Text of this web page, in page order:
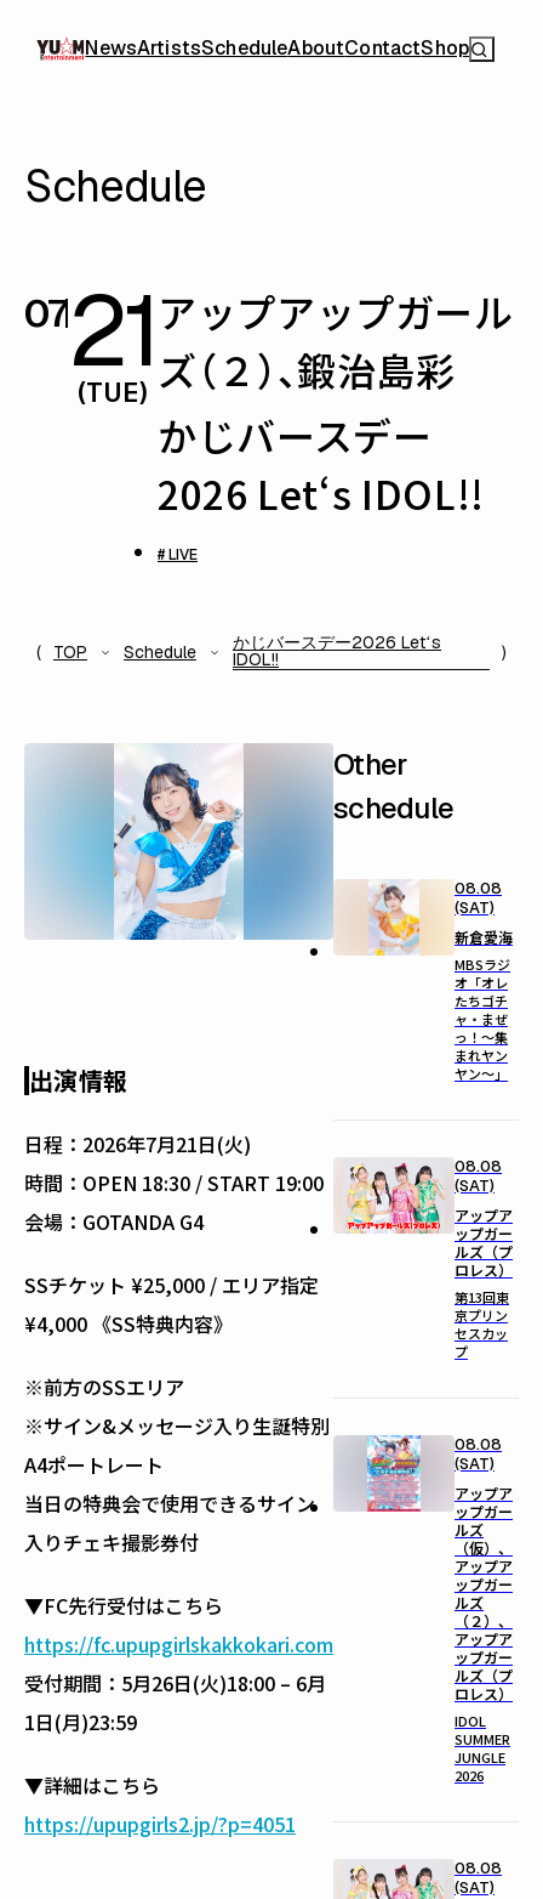
NewsArtistsScheduleAboutContactShop
Schedule
0721
(TUE)
アップアップガール
ズ（２）、鍛治島彩
かじバースデー
2026 Letʻs IDOL!!
# LIVE
TOP Schedule かじバースデー2026 Letʻs
IDOL!!
出演情報
日程： 2026年7月21日(火)
時間： OPEN 18:30 / START 19:00
会場： GOTANDA G4
SSチケット ¥25,000 / エリア指定
¥4,000 《SS特典内容》
※前方のSSエリア
※サイン&メッセージ入り生誕特別
A4ポートレート
当日の特典会で使用できるサイン
入りチェキ撮影券付
▼FC先行受付はこちら
https://fc.upupgirlskakkokari.com
受付期間：5月26日(火)18:00 – 6月
1日(月)23:59
▼詳細はこちら
https://upupgirls2.jp/?p=4051
Other
schedule
08.08
(SAT)
新倉愛海
MBSラジ
オ「オレ
たちゴチ
ャ・まぜ
っ！～集
まれヤン
ヤン～」
08.08
(SAT)
アップア
ップガー
ルズ（プ
ロレス）
第13回東
京プリン
セスカッ
プ
08.08
(SAT)
アップア
ップガー
ルズ
（仮）、
アップア
ップガー
ルズ
（２）、
アップア
ップガー
ルズ（プ
ロレス）
IDOL
SUMMER
JUNGLE
2026
08.08
(SAT)